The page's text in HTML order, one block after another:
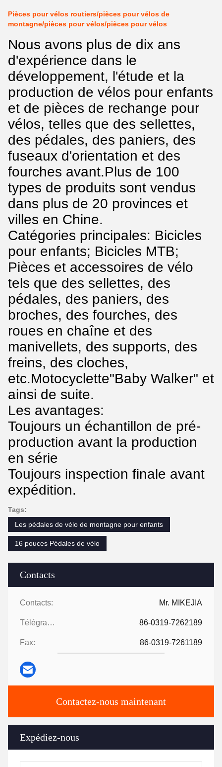
Contacts
Contacts: Mr. MIKEJIA
Télégramme: 86-0319-7262189
Fax: 86-0319-7261189
Contactez-nous maintenant
Expédiez-nous
Pièces pour vélos routiers/pièces pour vélos de
montagne/pièces pour vélos/pièces pour vélos
Nous avons plus de dix ans
d'expérience dans le
développement, l'étude et la
production de vélos pour enfants
et de pièces de rechange pour
vélos, telles que des sellettes,
des pédales, des paniers, des
fuseaux d'orientation et des
fourches avant.Plus de 100
types de produits sont vendus
dans plus de 20 provinces et
villes en Chine.
Catégories principales: Bicicles
pour enfants; Bicicles MTB;
Pièces et accessoires de vélo
tels que des sellettes, des
pédales, des paniers, des
broches, des fourches, des
roues en chaîne et des
manivellets, des supports, des
freins, des cloches,
etc.Motocyclette"Baby Walker" et
ainsi de suite.
Les avantages:
Toujours un échantillon de pré-
production avant la production
en série
Toujours inspection finale avant
expédition.
Tags:
Les pédales de vélo de montagne pour enfants
16 pouces Pédales de vélo